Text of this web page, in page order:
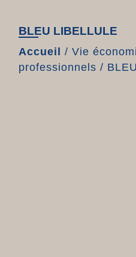
BLEU LIBELLULE
Accueil / Vie
professionnels /